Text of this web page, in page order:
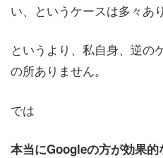
い、というケースは多々あ
というより、私自身、逆の
の所ありません。
では
本当にGoogleの方が効果的